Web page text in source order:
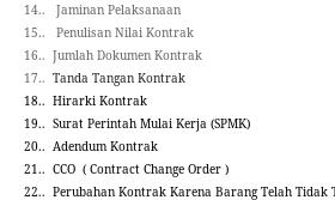
14..
Jaminan Pelaksanaan
15..
Penulisan Nilai Kontrak
16.. Jumlah Dokumen Kontrak
17.. Tanda Tangan Kontrak
18.. Hirarki Kontrak
19.. Surat Perintah Mulai Kerja (SPMK)
20.. Adendum Kontrak
21.. CCO ( Contract Change Order )
22.. Perubahan Kontrak Karena Barang Telah Tidak